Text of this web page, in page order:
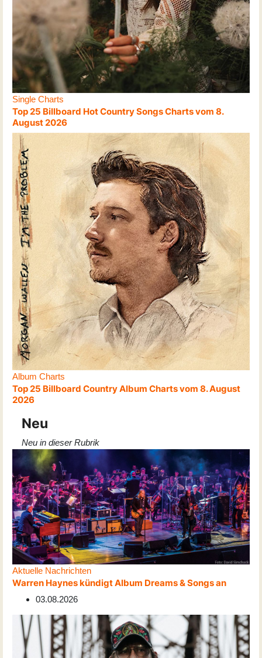
Single Charts
Top 25 Billboard Hot Country Songs Charts vom 8.
August 2026
Album Charts
Top 25 Billboard Country Album Charts vom 8. August
2026
Neu
Neu in dieser Rubrik
Aktuelle Nachrichten
Warren Haynes kündigt Album Dreams & Songs an
03.08.2026